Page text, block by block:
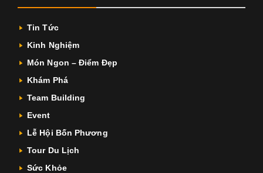
Tin Tức
Kinh Nghiệm
Món Ngon – Điểm Đẹp
Khám Phá
Team Building
Event
Lễ Hội Bốn Phương
Tour Du Lịch
Sức Khỏe